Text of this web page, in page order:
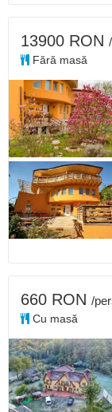
13900 RON
Fără masă
660 RON /
Cu masă